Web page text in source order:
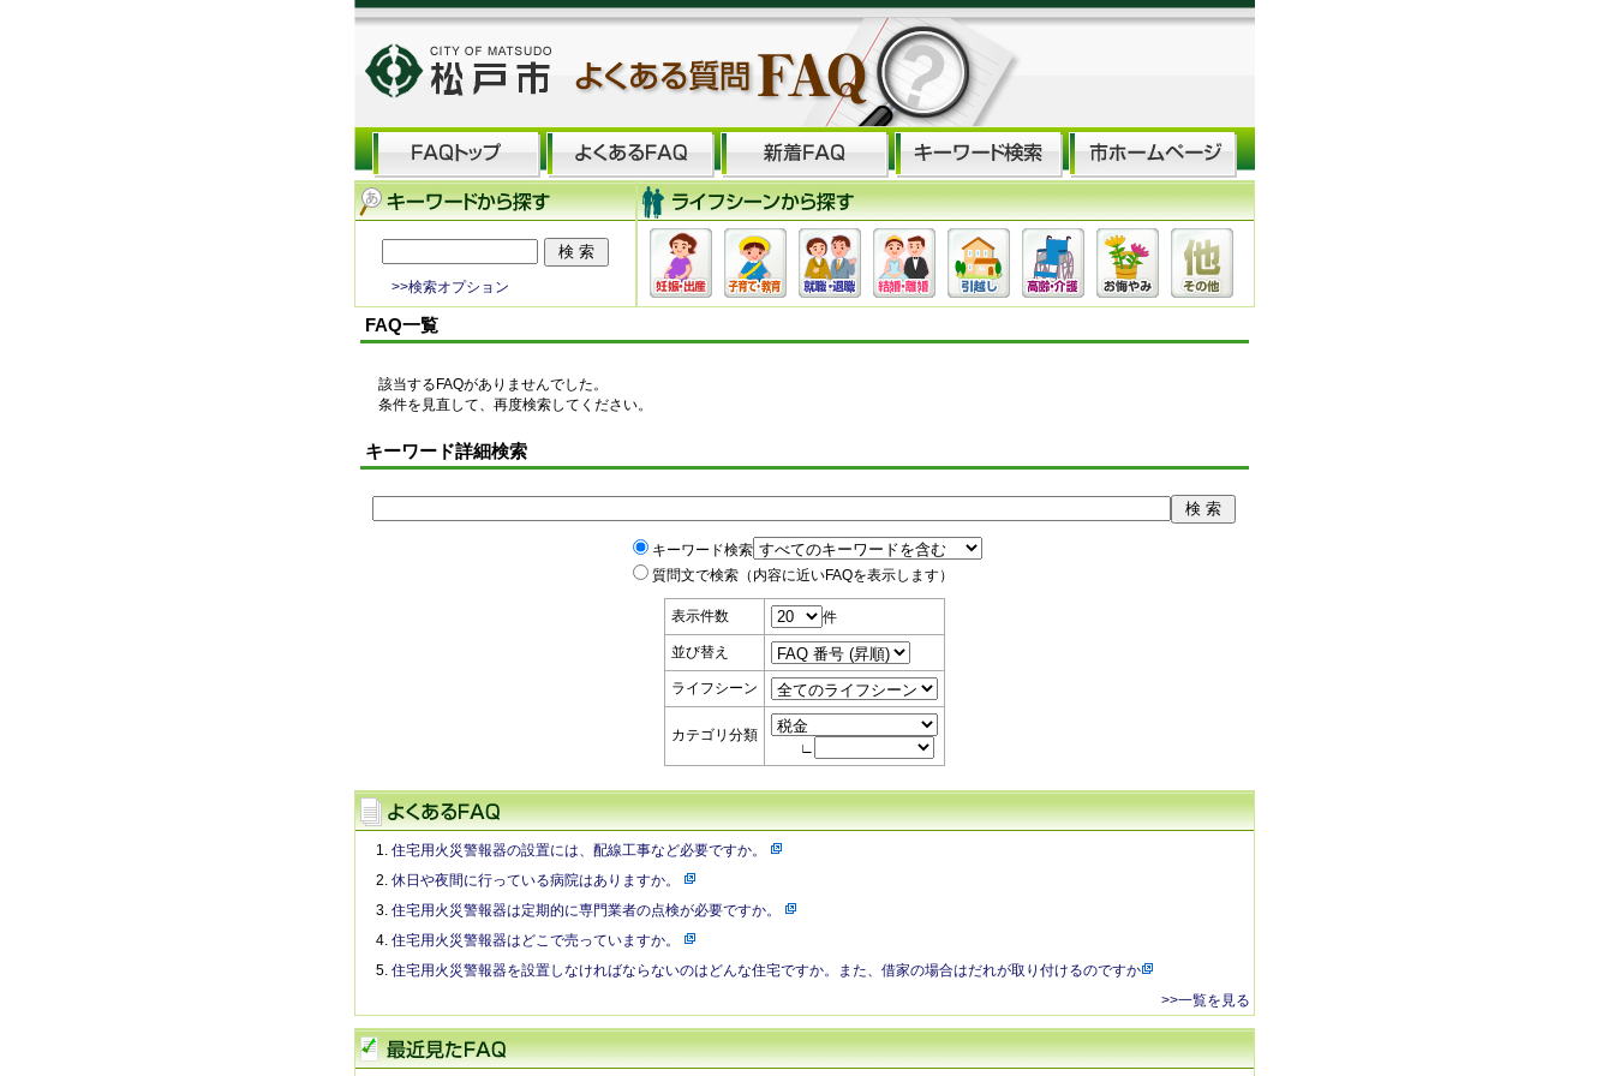
>>検索オプション
FAQ一覧
該当するFAQがありませんでした。
条件を見直して、再度検索してください。
キーワード詳細検索
キーワード検索
質問文で検索（内容に近いFAQを表示します）
表示件数 件
並び替え
ライフシーン
カテゴリ分類
∟
住宅用火災警報器の設置には、配線工事など必要ですか。
休日や夜間に行っている病院はありますか。
住宅用火災警報器は定期的に専門業者の点検が必要ですか。
住宅用火災警報器はどこで売っていますか。
住宅用火災警報器を設置しなければならないのはどんな住宅ですか。また、借家の場合はだれが取り付けるのですか
>>一覧を見る